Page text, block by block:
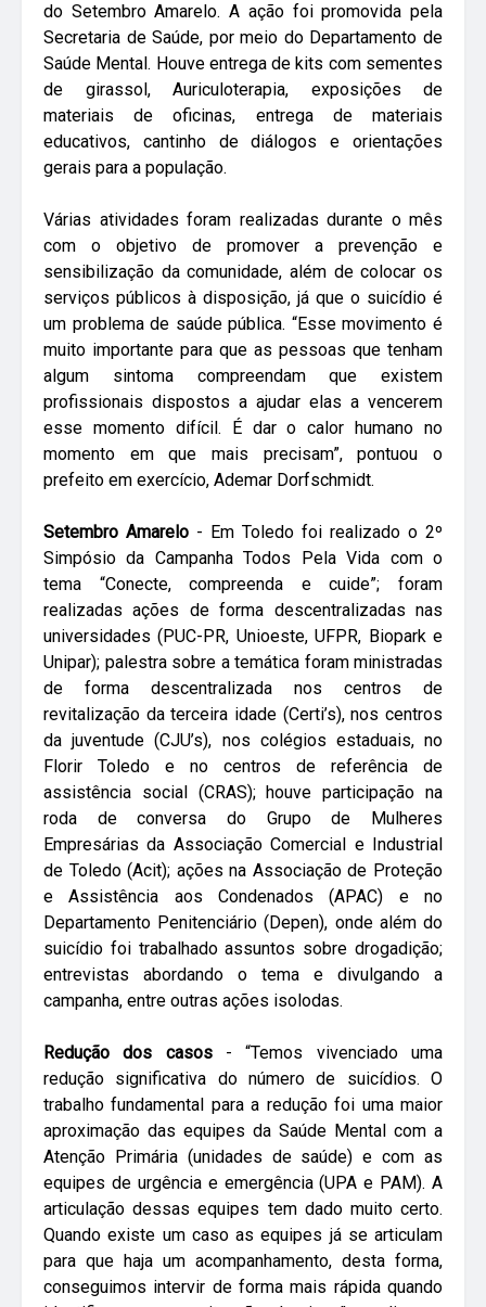
do Setembro Amarelo. A ação foi promovida pela
Secretaria de Saúde, por meio do Departamento de
Saúde Mental. Houve entrega de kits com sementes
de girassol, Auriculoterapia, exposições de
materiais de oficinas, entrega de materiais
educativos, cantinho de diálogos e orientações
gerais para a população.
Várias atividades foram realizadas durante o mês
com o objetivo de promover a prevenção e
sensibilização da comunidade, além de colocar os
serviços públicos à disposição, já que o suicídio é
um problema de saúde pública. “Esse movimento é
muito importante para que as pessoas que tenham
algum sintoma compreendam que existem
profissionais dispostos a ajudar elas a vencerem
esse momento difícil. É dar o calor humano no
momento em que mais precisam”, pontuou o
prefeito em exercício, Ademar Dorfschmidt.
Setembro Amarelo - Em Toledo foi realizado o 2º
Simpósio da Campanha Todos Pela Vida com o
tema “Conecte, compreenda e cuide”; foram
realizadas ações de forma descentralizadas nas
universidades (PUC-PR, Unioeste, UFPR, Biopark e
Unipar); palestra sobre a temática foram ministradas
de forma descentralizada nos centros de
revitalização da terceira idade (Certi’s), nos centros
da juventude (CJU’s), nos colégios estaduais, no
Florir Toledo e no centros de referência de
assistência social (CRAS); houve participação na
roda de conversa do Grupo de Mulheres
Empresárias da Associação Comercial e Industrial
de Toledo (Acit); ações na Associação de Proteção
e Assistência aos Condenados (APAC) e no
Departamento Penitenciário (Depen), onde além do
suicídio foi trabalhado assuntos sobre drogadição;
entrevistas abordando o tema e divulgando a
campanha, entre outras ações isolodas.
Redução dos casos- “Temos vivenciado uma
redução significativa do número de suicídios. O
trabalho fundamental para a redução foi uma maior
aproximação das equipes da Saúde Mental com a
Atenção Primária (unidades de saúde) e com as
equipes de urgência e emergência (UPA e PAM). A
articulação dessas equipes tem dado muito certo.
Quando existe um caso as equipes já se articulam
para que haja um acompanhamento, desta forma,
conseguimos intervir de forma mais rápida quando